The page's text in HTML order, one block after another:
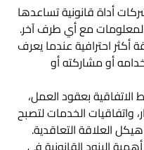
أداة قانونية تساعدها
المعلومات مع أي طرف آخر.
أكثر احترافية عندما يعرف
أو مشاركته أو
بعقود العمل،
واتفاقيات الخدمات لتصبح
العلاقة التعاقدية.